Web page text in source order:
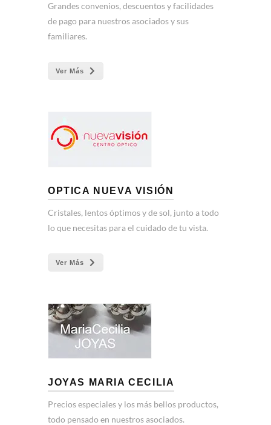
Grandes convenios, descuentos y facilidades
de pago para nuestros asociados y sus
familiares.
Ver Más
OPTICA NUEVA VISIÓN
Cristales, lentos óptimos y de sol, junto a todo
lo que necesitas para el cuidado de tu vista.
Ver Más
JOYAS MARIA CECILIA
Precios especiales y los más bellos productos,
todo pensado en nuestros asociados.